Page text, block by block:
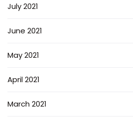
July 2021
June 2021
May 2021
April 2021
March 2021